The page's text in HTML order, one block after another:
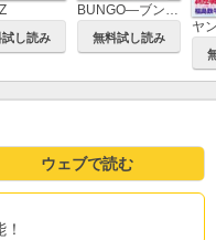
試し読み
BUNGO―ブンゴ―
無料試し読み
ヤ
ウェブで読む